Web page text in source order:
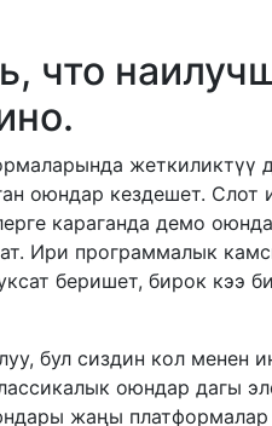
что
оюндар кездешет. Слот
караганда демо
Ири программалык
беришет, бирок кээ
бул сиздин кол менен
оюндар дагы
жаңы